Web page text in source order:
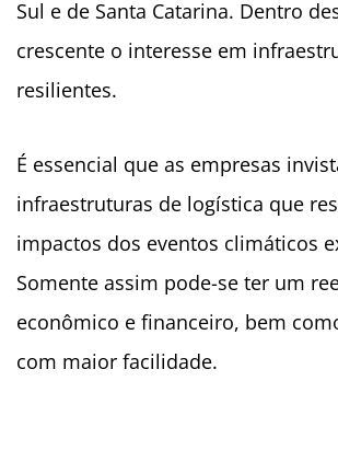
Sul e de Santa Catarina. Dentro
crescente o interesse em
resilientes.
É essencial que as empresas
infraestruturas de logística que
impactos dos eventos climáticos
Somente assim pode-se ter um
econômico e financeiro, bem
com maior facilidade.